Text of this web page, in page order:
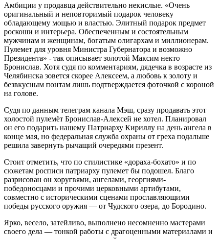
Амбиции у продавца действительно некислые. «Очень
оригинальный и неповторимый подарок человеку
обладающему мощью и властью. Элитный подарок предмет
роскоши и интерьера. Обеспеченным и состоятельным
мужчинам и женщинам, богатым олигархам и миллионерам.
Пулемет для уровня Министра Губернатора и возможно
Президента» - так описывает золотой Максим некто
Бронислав. Хотя судя по комментариям, дядечка в возрасте из
Челябинска зовется скорее Алексеем, а любовь к золоту и
безвкусным понтам лишь подтверждается фоточкой с короной
на голове.
Судя по данным телеграм канала Мэш, сразу продавать этот
холостой пулемёт Бронислав-Алексей не хотел. Планировал
он его подарить нашему Патриарху Кириллу на день ангела в
конце мая, но федеральная служба охраны от греха подальше
решила завернуть рычащий очередями презент.
Стоит отметить, что по стилистике «дораха-бохато» и по
сюжетам росписи патриарху пулемет бы подошел. Благо
разрисован он хоругвями, ангелами, георгиями-
победоносцами и прочими церковными артибутами,
совместно с историческими сценами прославляющими
победы русского оружия — от Чудского озера, до Бородино.
Ярко, весело, затейливо, выполнено несомненно мастерами
своего дела — тонкой работы с драгоценными материалами и